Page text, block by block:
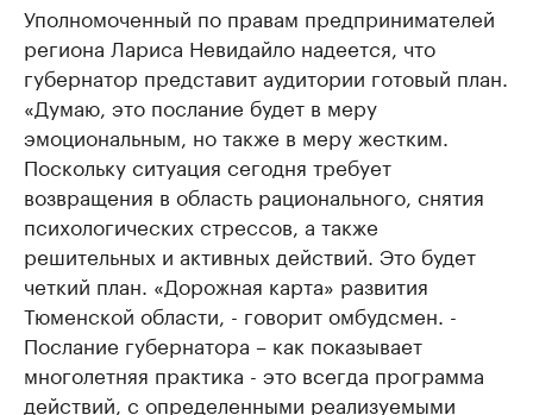
Уполномоченный по правам предпринимателей
региона Лариса Невидайло надеется, что
губернатор представит аудитории готовый план.
«Думаю, это послание будет в меру
эмоциональным, но также в меру жестким.
Поскольку ситуация сегодня требует
возвращения в область рационального, снятия
психологических стрессов, а также
решительных и активных действий. Это будет
четкий план. «Дорожная карта» развития
Тюменской области, - говорит омбудсмен. -
Послание губернатора – как показывает
многолетняя практика - это всегда программа
действий, с определенными реализуемыми